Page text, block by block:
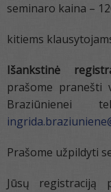
seminaro kaina –
kitiems
Išankstinė
prašome pranešti
Braziūnienei
Prašome užpildyti
Jūsų registraciją